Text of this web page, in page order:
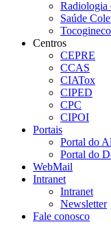
Radiologia
Saúde
Centros
CEPRE
CCAS
CIATox
CIPED
CPC
CIPOI
Portais
Portal do
Portal do
WebMail
Intranet
Intranet
Newsletter
Fale conosco